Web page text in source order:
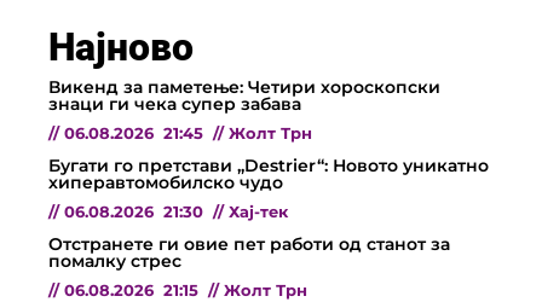
Најново
Викенд за паметење: Четири хороскопски
знаци ги чека супер забава
// 06.08.2026 21:45 // Жолт Трн
Бугати го претстави „Destrier“: Новото уникатно
хиперавтомобилско чудо
// 06.08.2026 21:30 // Хај-тек
Отстранете ги овие пет работи од станот за
помалку стрес
// 06.08.2026 21:15 // Жолт Трн